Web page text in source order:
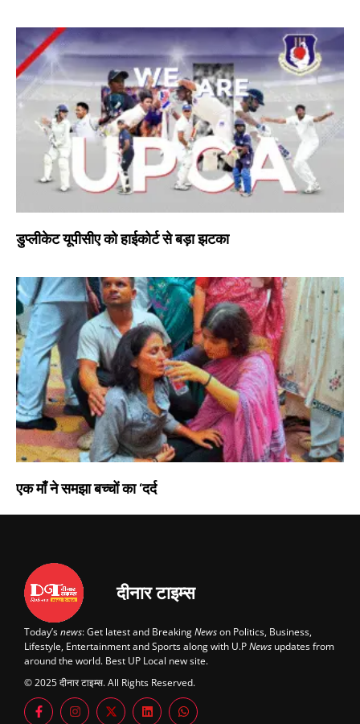
डुप्लीकेट यूपीसीए को हाईकोर्ट से बड़ा झटका
एक माँ ने समझा बच्चों का ‘दर्द
दीनार टाइम्स
Today’snews: Get latest and BreakingNewson Politics, Business,
Lifestyle, Entertainment and Sports along with U.PNews updates from
around the world. Best UP Local new site.
© 2025 दीनार टाइम्स. All Rights Reserved.